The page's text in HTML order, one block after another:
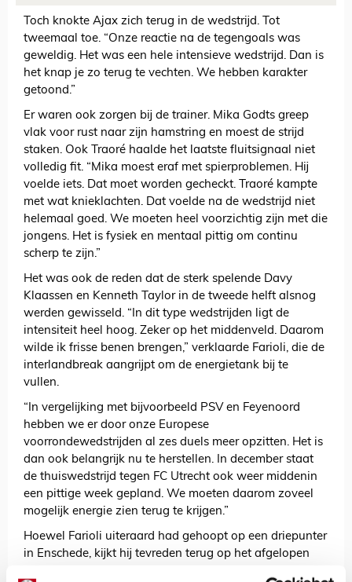
Toch knokte Ajax zich terug in de wedstrijd. Tot
tweemaal toe. “Onze reactie na de tegengoals was
geweldig. Het was een hele intensieve wedstrijd. Dan is
het knap je zo terug te vechten. We hebben karakter
getoond.”
Er waren ook zorgen bij de trainer. Mika Godts greep
vlak voor rust naar zijn hamstring en moest de strijd
staken. Ook Traoré haalde het laatste fluitsignaal niet
volledig fit. “Mika moest eraf met spierproblemen. Hij
voelde iets. Dat moet worden gecheckt. Traoré kampte
met wat knieklachten. Dat voelde na de wedstrijd niet
helemaal goed. We moeten heel voorzichtig zijn met die
jongens. Het is fysiek en mentaal pittig om continu
scherp te zijn.”
Het was ook de reden dat de sterk spelende Davy
Klaassen en Kenneth Taylor in de tweede helft alsnog
werden gewisseld. “In dit type wedstrijden ligt de
intensiteit heel hoog. Zeker op het middenveld. Daarom
wilde ik frisse benen brengen,” verklaarde Farioli, die de
interlandbreak aangrijpt om de energietank bij te
vullen.
“In vergelijking met bijvoorbeeld PSV en Feyenoord
hebben we er door onze Europese
voorrondewedstrijden al zes duels meer opzitten. Het is
dan ook belangrijk nu te herstellen. In december staat
de thuiswedstrijd tegen FC Utrecht ook weer middenin
een pittige week gepland. We moeten daarom zoveel
mogelijk energie zien terug te krijgen.”
Hoewel Farioli uiteraard had gehoopt op een driepunter
in Enschede, kijkt hij tevreden terug op het afgelopen